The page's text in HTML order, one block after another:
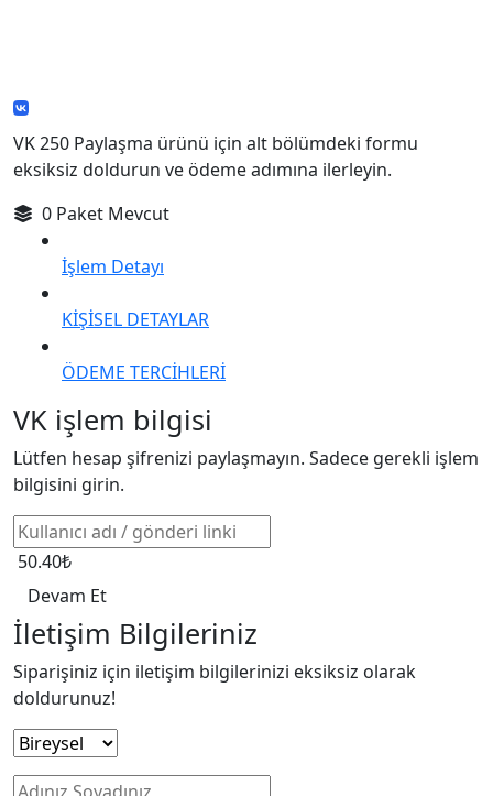
VK 250 Paylaşma ürünü için alt bölümdeki formu
eksiksiz doldurun ve ödeme adımına ilerleyin.
0 Paket Mevcut
İşlem Detayı
KİŞİSEL DETAYLAR
ÖDEME TERCİHLERİ
VK işlem bilgisi
Lütfen hesap şifrenizi paylaşmayın. Sadece gerekli işlem
bilgisini girin.
50.40₺
Devam Et
İletişim Bilgileriniz
Siparişiniz için iletişim bilgilerinizi eksiksiz olarak
doldurunuz!